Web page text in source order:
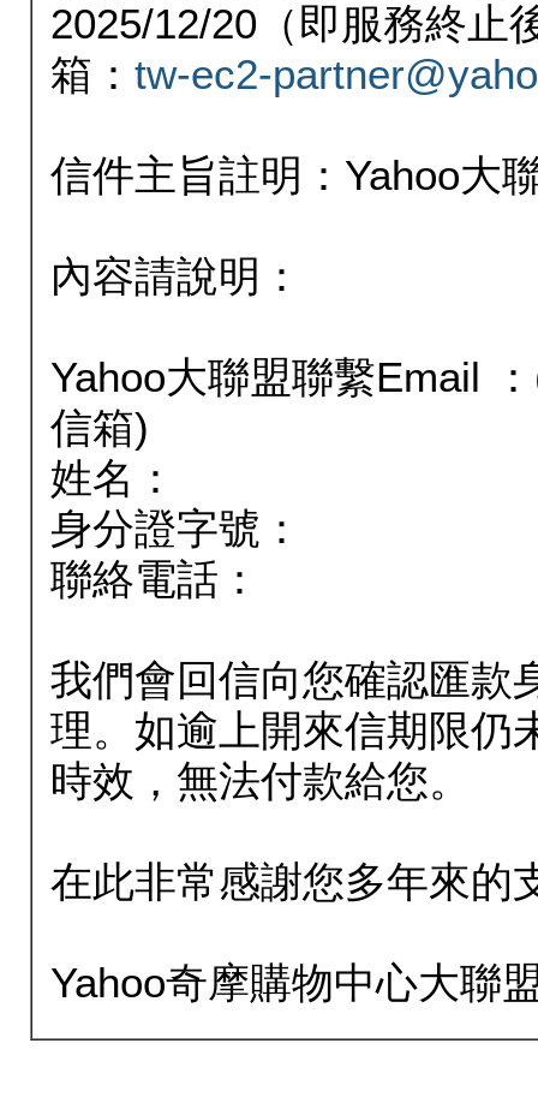
2025/12/20（即服務終止
箱： tw-ec2-
信件主旨註明：Yahoo大
內容請說明：
Yahoo大聯盟聯繫Email
信箱)
姓名：
身分證字號：
聯絡電話：
我們會回信向您確認匯款
理。如逾上開來信期限仍
時效，無法付款給您。
在此非常感謝您多年來的
Yahoo奇摩購物中心大